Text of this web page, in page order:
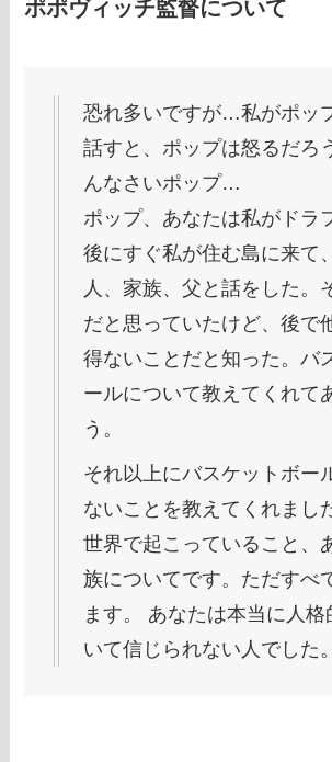
ポポヴィッチ監督について
恐れ多いですが…私がポッ
話すと、ポップは怒るだろ
んなさいポップ…
ポップ、あなたは私がドラ
後にすぐ私が住む島に来て
人、家族、父と話をした。
だと思っていたけど、後で
得ないことだと知った。バ
ールについて教えてくれて
う。
それ以上にバスケットボー
ないことを教えてくれまし
世界で起こっていること、
族についてです。ただすべ
ます。 あなたは本当に人格
いて信じられない人でした。